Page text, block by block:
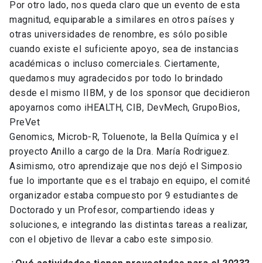
Por otro lado, nos queda claro que un evento de esta
magnitud, equiparable a similares en otros países y
otras universidades de renombre, es sólo posible
cuando existe el suficiente apoyo, sea de instancias
académicas o incluso comerciales. Ciertamente,
quedamos muy agradecidos por todo lo brindado
desde el mismo IIBM, y de los sponsor que decidieron
apoyarnos como iHEALTH, CIB, DevMech, GrupoBios,
PreVet
Genomics, Microb-R, Toluenote, la Bella Química y el
proyecto Anillo a cargo de la Dra. María Rodriguez.
Asimismo, otro aprendizaje que nos dejó el Simposio
fue lo importante que es el trabajo en equipo, el comité
organizador estaba compuesto por 9 estudiantes de
Doctorado y un Profesor, compartiendo ideas y
soluciones, e integrando las distintas tareas a realizar,
con el objetivo de llevar a cabo este simposio.